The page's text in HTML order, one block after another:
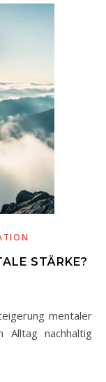
STÄRKE?
nachhaltig